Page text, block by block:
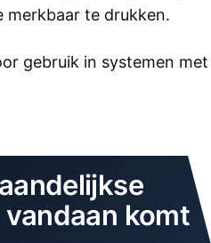
merkbaar te drukken.
gebruik in systemen met
komt